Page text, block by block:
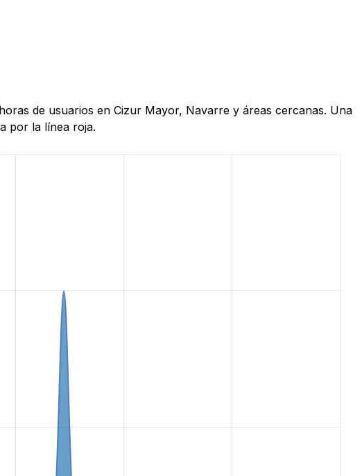
de usuarios en Cizur Mayor, Navarre y áreas cercanas. Una
por la línea roja.